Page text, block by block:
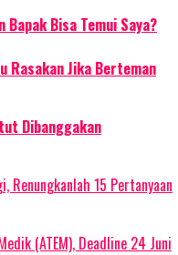
Bapak Bisa Temui Saya?
Rasakan Jika Berteman
Dibanggakan
Renungkanlah 15 Pertanyaan
(ATEM), Deadline 24 Juni